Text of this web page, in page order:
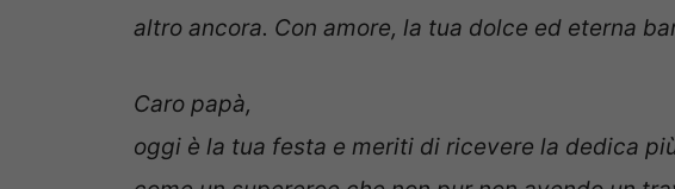
altro ancora. Con amore, la tua dolce ed eterna
Caro papà,
oggi è la tua festa e meriti di ricevere la dedica